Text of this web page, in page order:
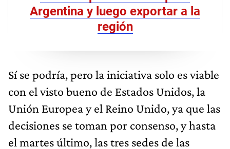
Argentina y luego exportar a la
región
Sí se podría, pero la iniciativa solo es viable
con el visto bueno de Estados Unidos, la
Unión Europea y el Reino Unido, ya que las
decisiones se toman por consenso, y hasta
el martes último, las tres sedes de las